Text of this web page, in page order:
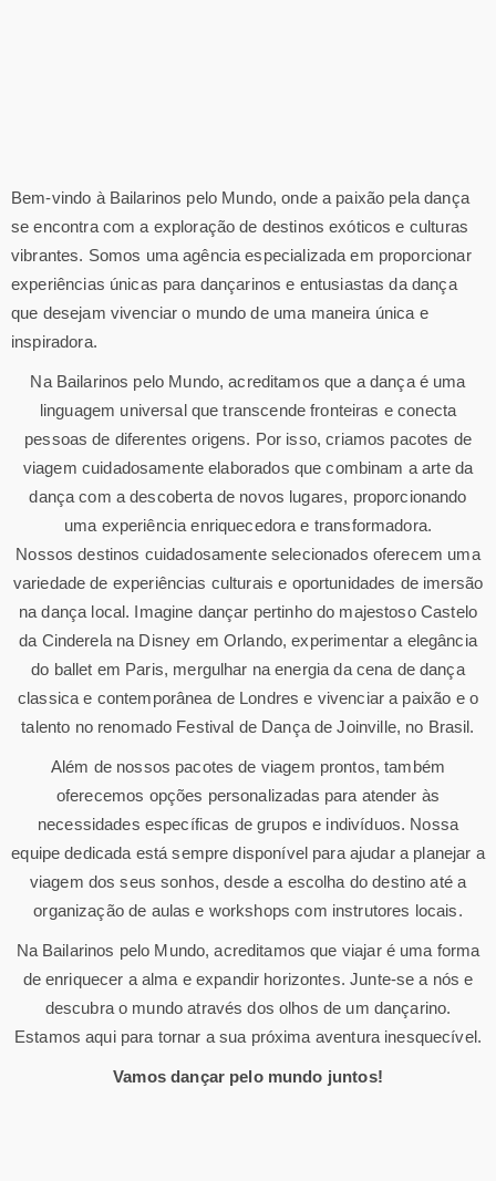
Bem-vindo à Bailarinos pelo Mundo, onde a paixão pela dança
se encontra com a exploração de destinos exóticos e culturas
vibrantes. Somos uma agência especializada em proporcionar
experiências únicas para dançarinos e entusiastas da dança
que desejam vivenciar o mundo de uma maneira única e
inspiradora.
Na Bailarinos pelo Mundo, acreditamos que a dança é uma
linguagem universal que transcende fronteiras e conecta
pessoas de diferentes origens. Por isso, criamos pacotes de
viagem cuidadosamente elaborados que combinam a arte da
dança com a descoberta de novos lugares, proporcionando
uma experiência enriquecedora e transformadora.
Nossos destinos cuidadosamente selecionados oferecem uma
variedade de experiências culturais e oportunidades de imersão
na dança local. Imagine dançar pertinho do majestoso Castelo
da Cinderela na Disney em Orlando, experimentar a elegância
do ballet em Paris, mergulhar na energia da cena de dança
classica e contemporânea de Londres e vivenciar a paixão e o
talento no renomado Festival de Dança de Joinville, no Brasil.
Além de nossos pacotes de viagem prontos, também
oferecemos opções personalizadas para atender às
necessidades específicas de grupos e indivíduos. Nossa
equipe dedicada está sempre disponível para ajudar a planejar a
viagem dos seus sonhos, desde a escolha do destino até a
organização de aulas e workshops com instrutores locais.
Na Bailarinos pelo Mundo, acreditamos que viajar é uma forma
de enriquecer a alma e expandir horizontes. Junte-se a nós e
descubra o mundo através dos olhos de um dançarino.
Estamos aqui para tornar a sua próxima aventura inesquecível.
Vamos dançar pelo mundo juntos!